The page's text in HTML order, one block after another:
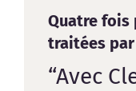
Quatre fois
traitées
“Avec